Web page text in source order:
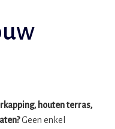
houten terras,
Geen enkel